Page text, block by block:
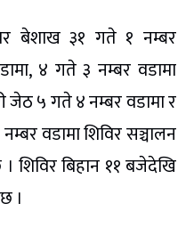
बेशाख ३१ गते १ नम्बर
४ गते ३ नम्बर वडामा
जेठ ५ गते ४ नम्बर वडामा र
वडामा शिविर सञ्चालन
शिविर बिहान ११ बजेदेखि
।